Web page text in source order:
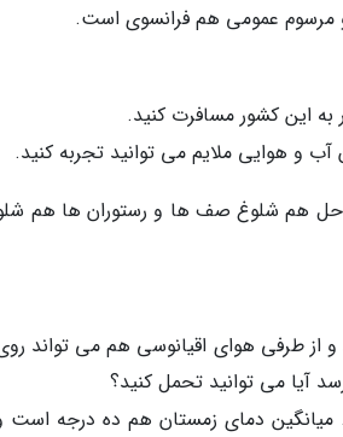
مرسوم عمومی هم فرانسوی است.
به این کشور مسافرت کنید.
و هوایی ملایم می توانید تجربه کنید.
هم شلوغ صف ها و رستوران ها هم
از طرفی هوای اقیانوسی هم می تواند
میانگین دمای زمستان هم ده درجه است